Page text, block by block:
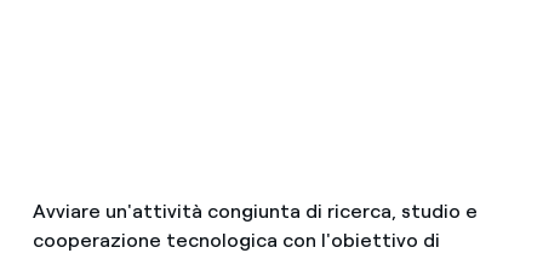
Avviare un'attività congiunta di ricerca, studio e
cooperazione tecnologica con l'obiettivo di